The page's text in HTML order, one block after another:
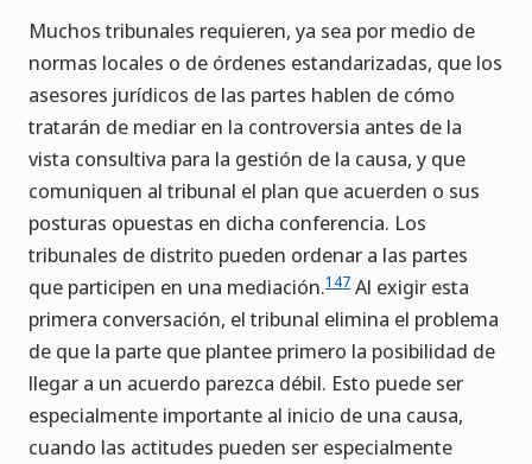
Muchos tribunales requieren, ya sea por medio de
normas locales o de órdenes estandarizadas, que los
asesores jurídicos de las partes hablen de cómo
tratarán de mediar en la controversia antes de la
vista consultiva para la gestión de la causa, y que
comuniquen al tribunal el plan que acuerden o sus
posturas opuestas en dicha conferencia. Los
tribunales de distrito pueden ordenar a las partes
que participen en una mediación.147 Al exigir esta
primera conversación, el tribunal elimina el problema
de que la parte que plantee primero la posibilidad de
llegar a un acuerdo parezca débil. Esto puede ser
especialmente importante al inicio de una causa,
cuando las actitudes pueden ser especialmente